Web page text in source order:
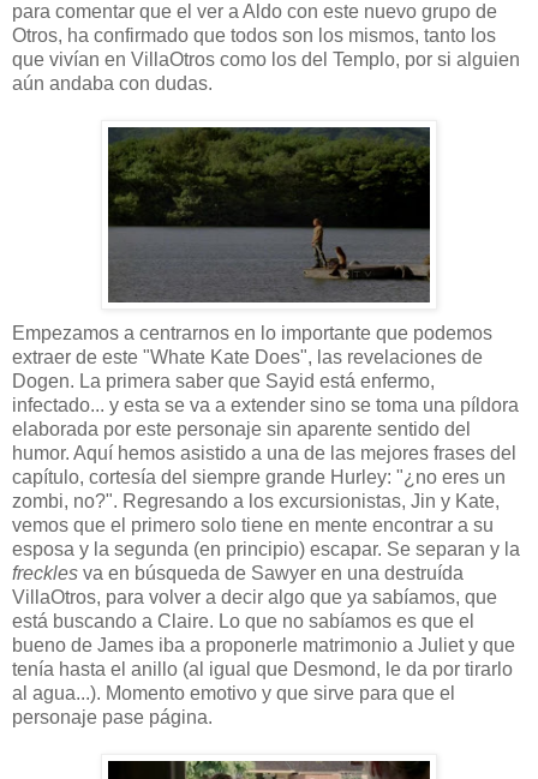
para comentar que el ver a Aldo con este nuevo grupo de
Otros, ha confirmado que todos son los mismos, tanto los
que vivían en VillaOtros como los del Templo, por si alguien
aún andaba con dudas.
Empezamos a centrarnos en lo importante que podemos
extraer de este "Whate Kate Does", las revelaciones de
Dogen. La primera saber que Sayid está enfermo,
infectado... y esta se va a extender sino se toma una píldora
elaborada por este personaje sin aparente sentido del
humor. Aquí hemos asistido a una de las mejores frases del
capítulo, cortesía del siempre grande Hurley: "¿no eres un
zombi, no?". Regresando a los excursionistas, Jin y Kate,
vemos que el primero solo tiene en mente encontrar a su
esposa y la segunda (en principio) escapar. Se separan y la
freckles va en búsqueda de Sawyer en una destruída
VillaOtros, para volver a decir algo que ya sabíamos, que
está buscando a Claire. Lo que no sabíamos es que el
bueno de James iba a proponerle matrimonio a Juliet y que
tenía hasta el anillo (al igual que Desmond, le da por tirarlo
al agua...). Momento emotivo y que sirve para que el
personaje pase página.